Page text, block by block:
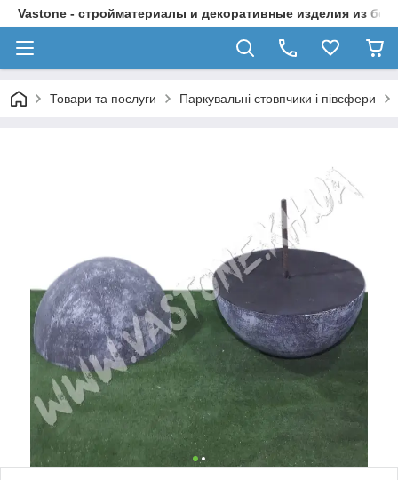
Vastone - стройматериалы и декоративные изделия из
Товари та послуги Паркувальні стовпчики і півсфери